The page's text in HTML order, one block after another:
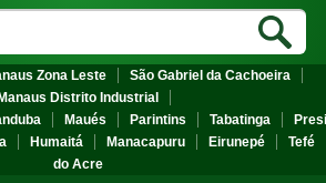
Zona Leste
São Gabriel da Cachoeira
Manaus Distrito Industrial
Maués Parintins Tabatinga
Humaitá Manacapuru Eirunepé
Tefé
do Acre